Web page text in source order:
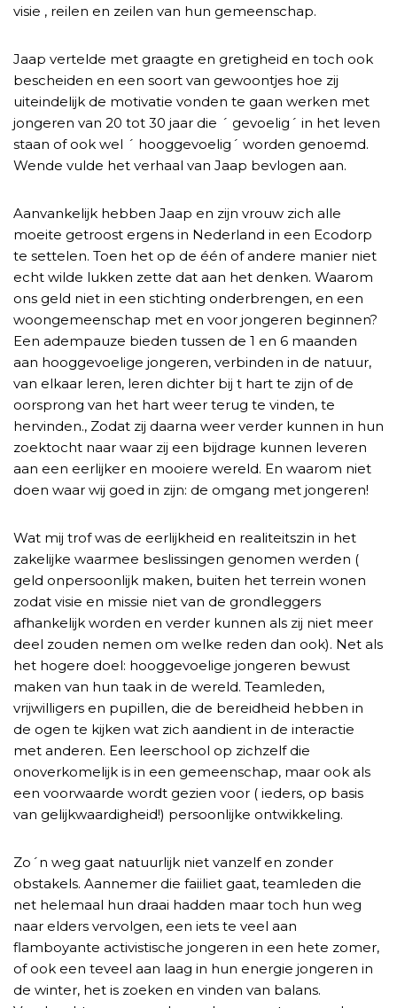
visie , reilen en zeilen van hun gemeenschap.
Jaap vertelde met graagte en gretigheid en toch ook
bescheiden en een soort van gewoontjes hoe zij
uiteindelijk de motivatie vonden te gaan werken met
jongeren van 20 tot 30 jaar die ´ gevoelig´ in het leven
staan of ook wel ´ hooggevoelig´ worden genoemd.
Wende vulde het verhaal van Jaap bevlogen aan.
Aanvankelijk hebben Jaap en zijn vrouw zich alle
moeite getroost ergens in Nederland in een Ecodorp
te settelen. Toen het op de één of andere manier niet
echt wilde lukken zette dat aan het denken. Waarom
ons geld niet in een stichting onderbrengen, en een
woongemeenschap met en voor jongeren beginnen?
Een adempauze bieden tussen de 1 en 6 maanden
aan hooggevoelige jongeren, verbinden in de natuur,
van elkaar leren, leren dichter bij t hart te zijn of de
oorsprong van het hart weer terug te vinden, te
hervinden., Zodat zij daarna weer verder kunnen in hun
zoektocht naar waar zij een bijdrage kunnen leveren
aan een eerlijker en mooiere wereld. En waarom niet
doen waar wij goed in zijn: de omgang met jongeren!
Wat mij trof was de eerlijkheid en realiteitszin in het
zakelijke waarmee beslissingen genomen werden (
geld onpersoonlijk maken, buiten het terrein wonen
zodat visie en missie niet van de grondleggers
afhankelijk worden en verder kunnen als zij niet meer
deel zouden nemen om welke reden dan ook). Net als
het hogere doel: hooggevoelige jongeren bewust
maken van hun taak in de wereld. Teamleden,
vrijwilligers en pupillen, die de bereidheid hebben in
de ogen te kijken wat zich aandient in de interactie
met anderen. Een leerschool op zichzelf die
onoverkomelijk is in een gemeenschap, maar ook als
een voorwaarde wordt gezien voor ( ieders, op basis
van gelijkwaardigheid!) persoonlijke ontwikkeling.
Zo´n weg gaat natuurlijk niet vanzelf en zonder
obstakels. Aannemer die faiiliet gaat, teamleden die
net helemaal hun draai hadden maar toch hun weg
naar elders vervolgen, een iets te veel aan
flamboyante activistische jongeren in een hete zomer,
of ook een teveel aan laag in hun energie jongeren in
de winter, het is zoeken en vinden van balans.